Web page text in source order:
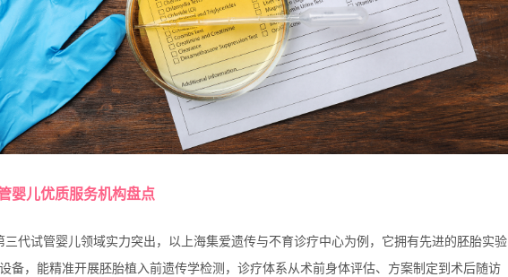
婴儿优质服务机构盘点
三代试管婴儿领域实力突出，以上海集爱遗传与不育诊疗中心为例，它拥有先进的胚胎实验
备，能精准开展胚胎植入前遗传学检测，诊疗体系从术前身体评估、方案制定到术后随访